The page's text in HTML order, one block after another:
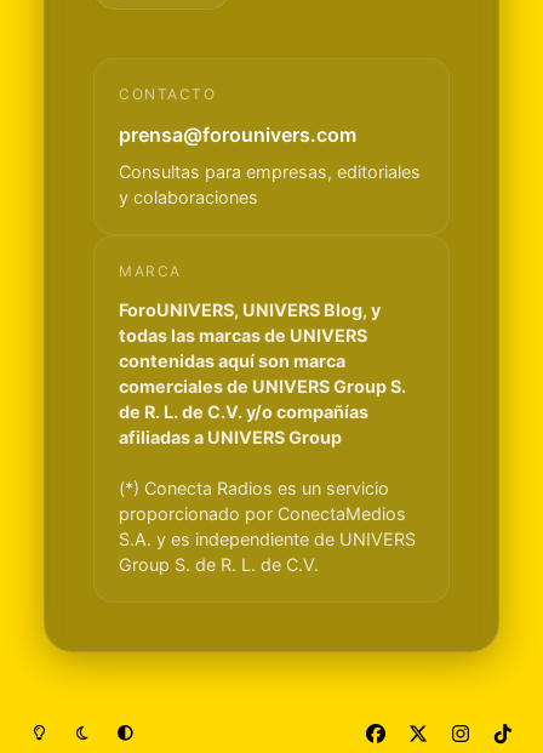
CONTACTO
prensa@forounivers.com
Consultas para empresas, editoriales
y colaboraciones
MARCA
ForoUNIVERS, UNIVERS Blog, y
todas las marcas de UNIVERS
contenidas aquí son marca
comerciales de UNIVERS Group S.
de R. L. de C.V. y/o compañías
afiliadas a UNIVERS Group
(*) Conecta Radios es un servicio
proporcionado por ConectaMedios
S.A. y es independiente de UNIVERS
Group S. de R. L. de C.V.
Light ModeDark ModeSystem Preference